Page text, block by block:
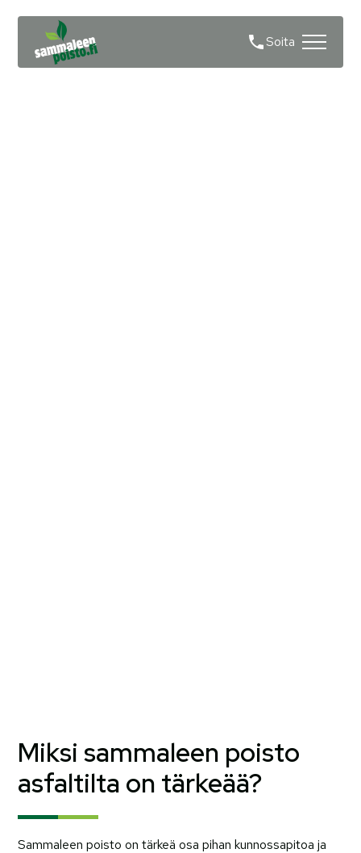
Soita
Miksi sammaleen poisto
asfaltilta on tärkeää?
Sammaleen poisto on tärkeä osa pihan kunnossapitoa ja